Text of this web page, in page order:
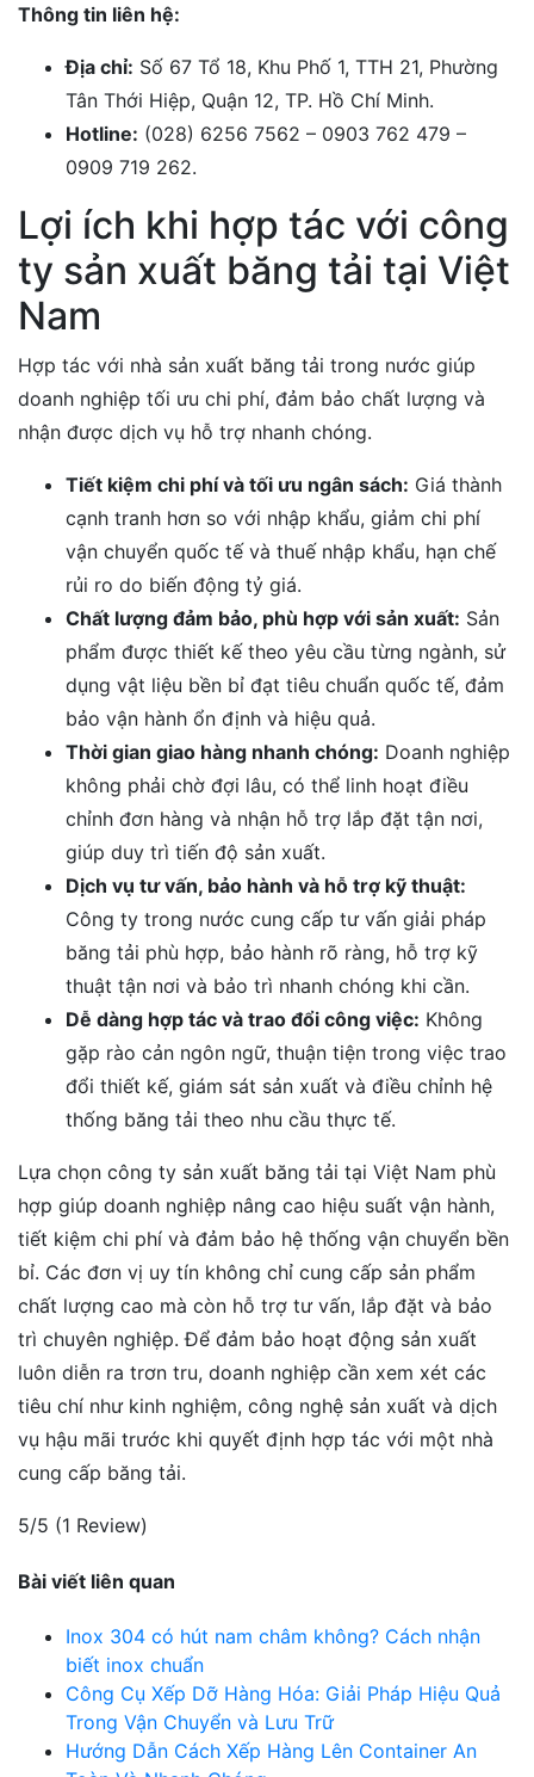
Thông tin liên hệ:
Địa chỉ: Số 67 Tổ 18, Khu Phố 1, TTH 21, Phường
Tân Thới Hiệp, Quận 12, TP. Hồ Chí Minh.
Hotline: (028) 6256 7562 – 0903 762 479 –
0909 719 262.
Lợi ích khi hợp tác với công
ty sản xuất băng tải tại Việt
Nam
Hợp tác với nhà sản xuất băng tải trong nước giúp
doanh nghiệp tối ưu chi phí, đảm bảo chất lượng và
nhận được dịch vụ hỗ trợ nhanh chóng.
Tiết kiệm chi phí và tối ưu ngân sách: Giá thành
cạnh tranh hơn so với nhập khẩu, giảm chi phí
vận chuyển quốc tế và thuế nhập khẩu, hạn chế
rủi ro do biến động tỷ giá.
Chất lượng đảm bảo, phù hợp với sản xuất: Sản
phẩm được thiết kế theo yêu cầu từng ngành, sử
dụng vật liệu bền bỉ đạt tiêu chuẩn quốc tế, đảm
bảo vận hành ổn định và hiệu quả.
Thời gian giao hàng nhanh chóng: Doanh nghiệp
không phải chờ đợi lâu, có thể linh hoạt điều
chỉnh đơn hàng và nhận hỗ trợ lắp đặt tận nơi,
giúp duy trì tiến độ sản xuất.
Dịch vụ tư vấn, bảo hành và hỗ trợ kỹ thuật:
Công ty trong nước cung cấp tư vấn giải pháp
băng tải phù hợp, bảo hành rõ ràng, hỗ trợ kỹ
thuật tận nơi và bảo trì nhanh chóng khi cần.
Dễ dàng hợp tác và trao đổi công việc: Không
gặp rào cản ngôn ngữ, thuận tiện trong việc trao
đổi thiết kế, giám sát sản xuất và điều chỉnh hệ
thống băng tải theo nhu cầu thực tế.
Lựa chọn công ty sản xuất băng tải tại Việt Nam phù
hợp giúp doanh nghiệp nâng cao hiệu suất vận hành,
tiết kiệm chi phí và đảm bảo hệ thống vận chuyển bền
bỉ. Các đơn vị uy tín không chỉ cung cấp sản phẩm
chất lượng cao mà còn hỗ trợ tư vấn, lắp đặt và bảo
trì chuyên nghiệp. Để đảm bảo hoạt động sản xuất
luôn diễn ra trơn tru, doanh nghiệp cần xem xét các
tiêu chí như kinh nghiệm, công nghệ sản xuất và dịch
vụ hậu mãi trước khi quyết định hợp tác với một nhà
cung cấp băng tải.
5/5 (1 Review)
Bài viết liên quan
Inox 304 có hút nam châm không? Cách nhận
biết inox chuẩn
Công Cụ Xếp Dỡ Hàng Hóa: Giải Pháp Hiệu Quả
Trong Vận Chuyển và Lưu Trữ
Hướng Dẫn Cách Xếp Hàng Lên Container An